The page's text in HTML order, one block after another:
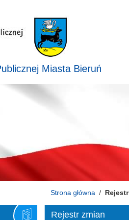
Miasta Bieruń
Strona główna
Rejestr zmian